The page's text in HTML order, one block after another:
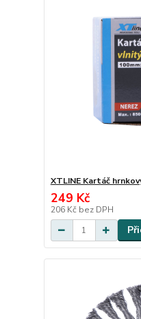
XTLINE Kartáč
249 Kč
206 Kč bez DPH